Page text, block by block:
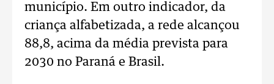
município. Em outro indicador, da
criança alfabetizada, a rede alcançou
88,8, acima da média prevista para
2030 no Paraná e Brasil.